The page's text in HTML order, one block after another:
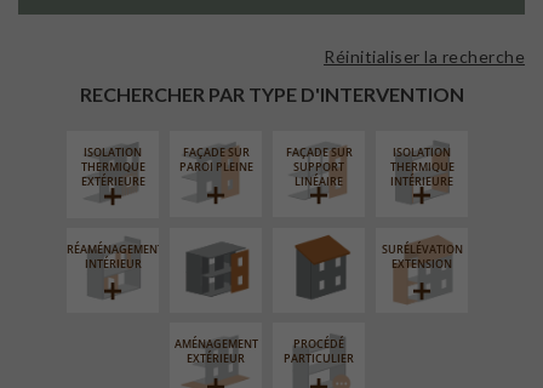
RECHERCHER PAR TYPE D'INTERVENTION
Réinitialiser la recherche
ISOLATION
THERMIQUE
EXTÉRIEURE
FAÇADE SUR
PAROI PLEINE
FAÇADE SUR
SUPPORT
LINÉAIRE
ISOLATION
THERMIQUE
INTÉRIEURE
RÉAMÉNAGEMENT
INTÉRIEUR
FERMETURE
LOGGIAS
RÉFECTION DES
TOITURES
SURÉLÉVATION
EXTENSION
AMÉNAGEMENT
EXTÉRIEUR
PROCÉDÉ
PARTICULIER